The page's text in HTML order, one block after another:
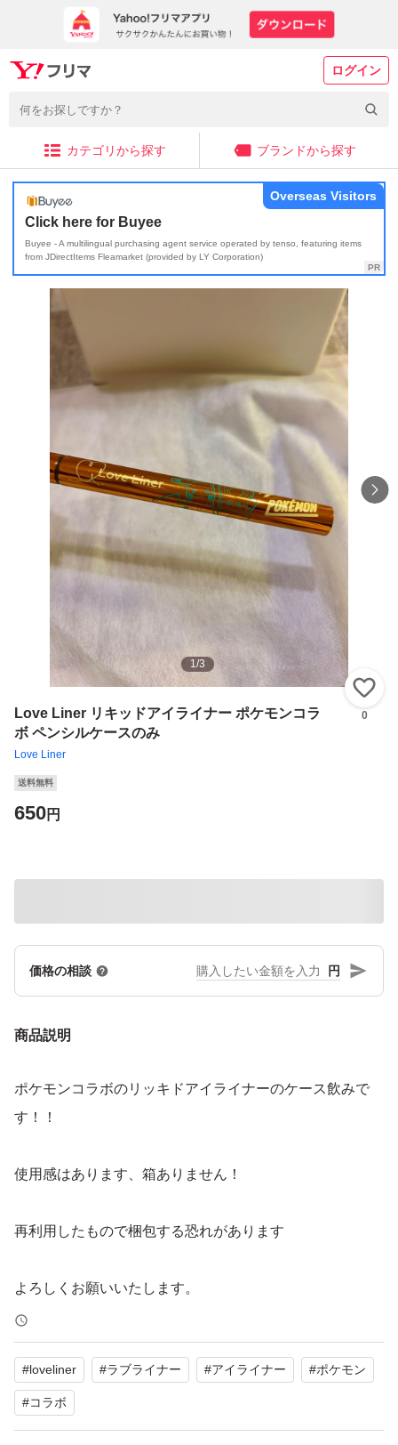
ログイン
カテゴリから探す ブランドから探す
Click here for Buyee
Buyee - A multilingual purchasing agent service operated by tenso, featuring items
from JDirectItems Fleamarket (provided by LY Corporation)
Overseas Visitors
1/3
Love Liner リキッドアイライナー ポケモンコラ
ボ ペンシルケースのみ
Love Liner
0
送料無料
650円
価格の相談 円
商品説明
ポケモンコラボのリッキドアイライナーのケース飲みで
す！！
使用感はあります、箱ありません！
再利用したもので梱包する恐れがあります
よろしくお願いいたします。
#loveliner #ラブライナー #アイライナー #ポケモン
#コラボ